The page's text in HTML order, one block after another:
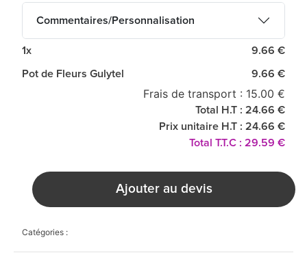
Commentaires/Personnalisation
1x 9.66 €
Pot de Fleurs Gulytel 9.66 €
Frais de transport : 15.00 €
Total H.T : 24.66 €
Prix unitaire H.T : 24.66 €
Total T.T.C : 29.59 €
Ajouter au devis
Catégories :